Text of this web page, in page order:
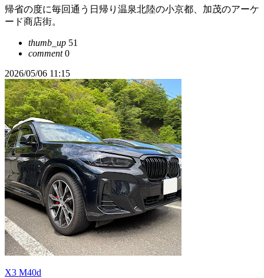
帰省の度に毎回通う日帰り温泉北陸の小京都、加茂のアーケ
ード商店街。
thumb_up 51
comment0
2026/05/06 11:15
X3 M40d